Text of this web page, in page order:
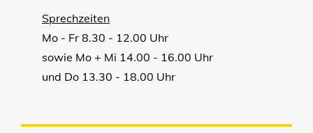
Sprechzeiten
Mo - Fr 8.30 - 12.00 Uhr
sowie Mo + Mi 14.00 - 16.00 Uhr
und Do 13.30 - 18.00 Uhr